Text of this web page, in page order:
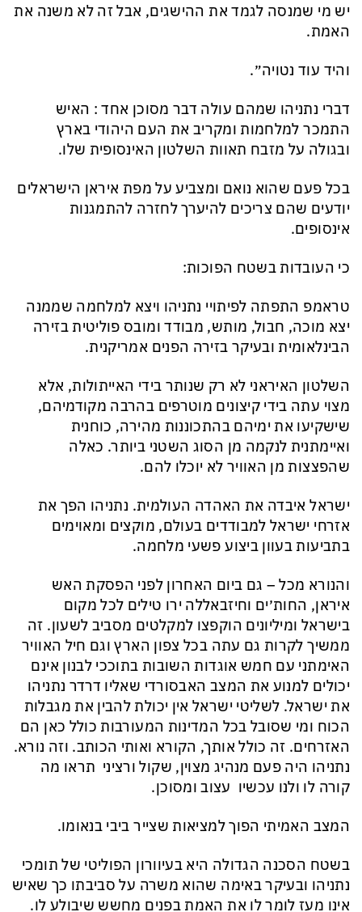
יש מי שמנסה לגמד את ההישגים, אבל זה לא משנה את
האמת.
והיד עוד נטויה״.
דברי נתניהו שמהם עולה דבר מסוכן אחד : האיש
התמכר למלחמות ומקריב את העם היהודי בארץ
ובגולה על מזבח תאוות השלטון האינסופית שלו.
בכל פעם שהוא נואם ומצביע על מפת איראן הישראלים
יודעים שהם צריכים להיערך לחזרה להתמגנות
אינסופים.
כי העובדות בשטח הפוכות:
טראמפ התפתה לפיתויי נתניהו ויצא למלחמה שממנה
יצא מוכה, חבול, מותש, מבודד ומובס פוליטית בזירה
הבינלאומית ובעיקר בזירה הפנים אמריקנית.
השלטון האיראני לא רק שנותר בידי האייתולות, אלא
מצוי עתה בידי קיצונים מוטרפים בהרבה מקודמיהם,
שישקיעו את ימיהם בהתכוננות מהירה, כוחנית
ואיימתנית לנקמה מן הסוג השטני ביותר. כאלה
שהפצצות מן האוויר לא יוכלו להם.
ישראל איבדה את האהדה העולמית. נתניהו הפך את
אזרחי ישראל למבודדים בעולם, מוקצים ומאוימים
בתביעות בעוון ביצוע פשעי מלחמה.
והנורא מכל – גם ביום האחרון לפני הפסקת האש
איראן, החות׳ים וחיזבאללה ירו טילים לכל מקום
בישראל ומיליונים הוקפצו למקלטים מסביב לשעון. זה
ממשיך לקרות גם עתה בכל צפון הארץ וגם חיל האוויר
האימתני עם חמש אוגדות השובות בתוככי לבנון אינם
יכולים למנוע את המצב האבסורדי שאליו דרדר נתניהו
את ישראל. לשליטי ישראל אין יכולת להבין את מגבלות
הכוח ומי שסובל בכל המדינות המעורבות כולל כאן הם
האזרחים. זה כולל אותך, הקורא ואותי הכותב. וזה נורא.
נתניהו היה פעם מנהיג מצוין, שקול ורציני תראו מה
קורה לו ולנו עכשיו עצוב ומסוכן.
המצב האמיתי הפוך למציאות שצייר ביבי בנאומו.
בשטח הסכנה הגדולה היא בעיוורון הפוליטי של תומכי
נתניהו ובעיקר באימה שהוא משרה על סביבתו כך שאיש
אינו מעז לומר לו את האמת בפנים מחשש שיבולע לו.